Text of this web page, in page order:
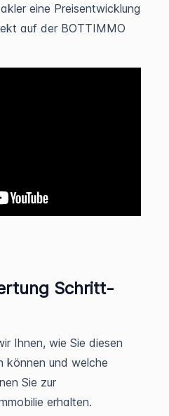
eine Preisentwicklung
auf der BOTTIMMO
Schritt-
Ihnen, wie Sie diesen
können und welche
Sie zur
erhalten.